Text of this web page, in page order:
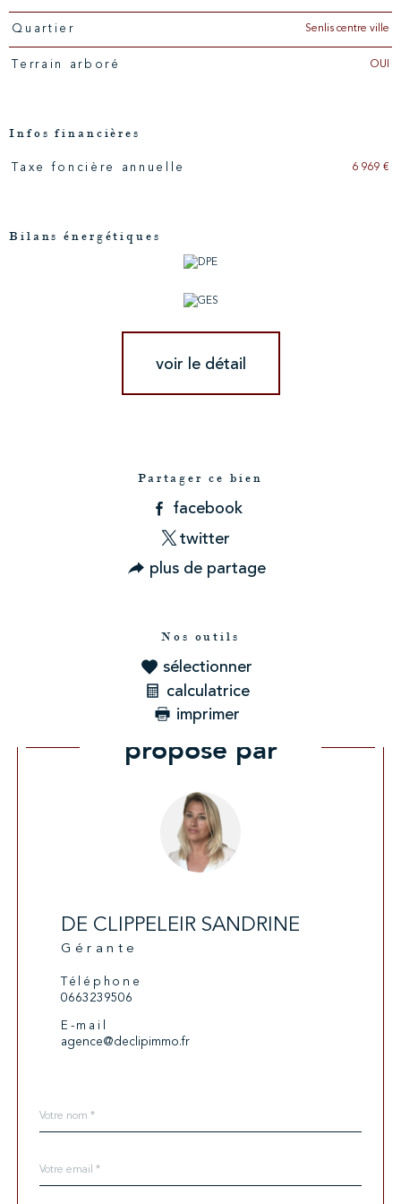
Quartier Senlis centre ville
Terrain arboré OUI
Infos financières
Caractéristiques Valeurs
Taxe foncière annuelle 6 969 €
Bilans énergétiques
voir le détail
Partager ce bien
facebook
twitter
plus de partage
Nos outils
sélectionner
calculatrice
imprimer
Ce bien vous est
proposé par
DE CLIPPELEIR SANDRINE
Gérante
Téléphone
0663239506
E-mail
agence@declipimmo.fr
*
*